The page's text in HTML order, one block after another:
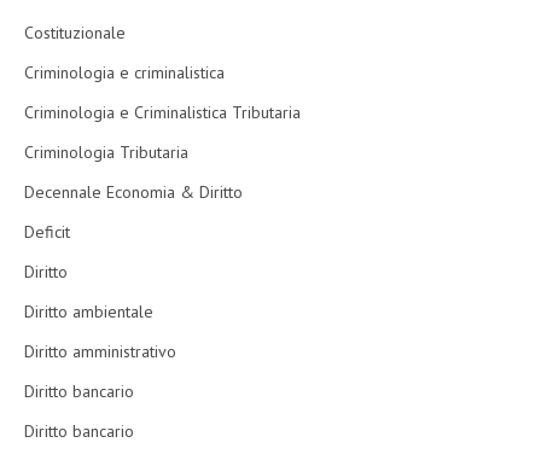
Costituzionale
Criminologia e criminalistica
Criminologia e Criminalistica Tributaria
Criminologia Tributaria
Decennale Economia & Diritto
Deficit
Diritto
Diritto ambientale
Diritto amministrativo
Diritto bancario
Diritto bancario